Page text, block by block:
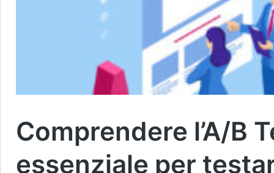
Comprendere l’A/B
essenziale per